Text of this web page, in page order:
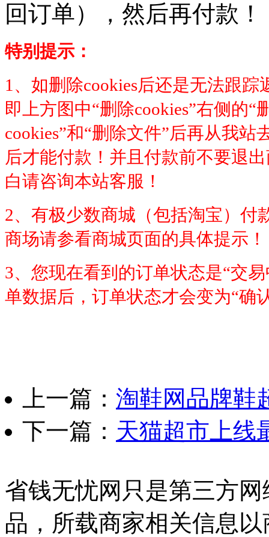
回订单），然后再付款！
特别提示：
1、如删除cookies后还是无法跟
即上方图中“删除cookies”右侧的
cookies”和“删除文件”后再从我
后才能付款！并且付款前不要退
白请咨询本站客服！
2、有极少数商城（包括淘宝）付
商场请参看商城页面的具体提示！
3、您现在看到的订单状态是“交
单数据后，订单状态才会变为“确
上一篇： 淘鞋网品牌鞋
下一篇： 天猫超市上线
省钱无忧网只是第三方
品，所载商家相关信息